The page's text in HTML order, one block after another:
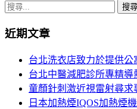
導
覽
搜
關
近期文章
台北洗衣店致力於提供公
台北中醫減肥診所專精
童顏針刺激近視雷射尋
日本加熱煙IQOS加熱煙